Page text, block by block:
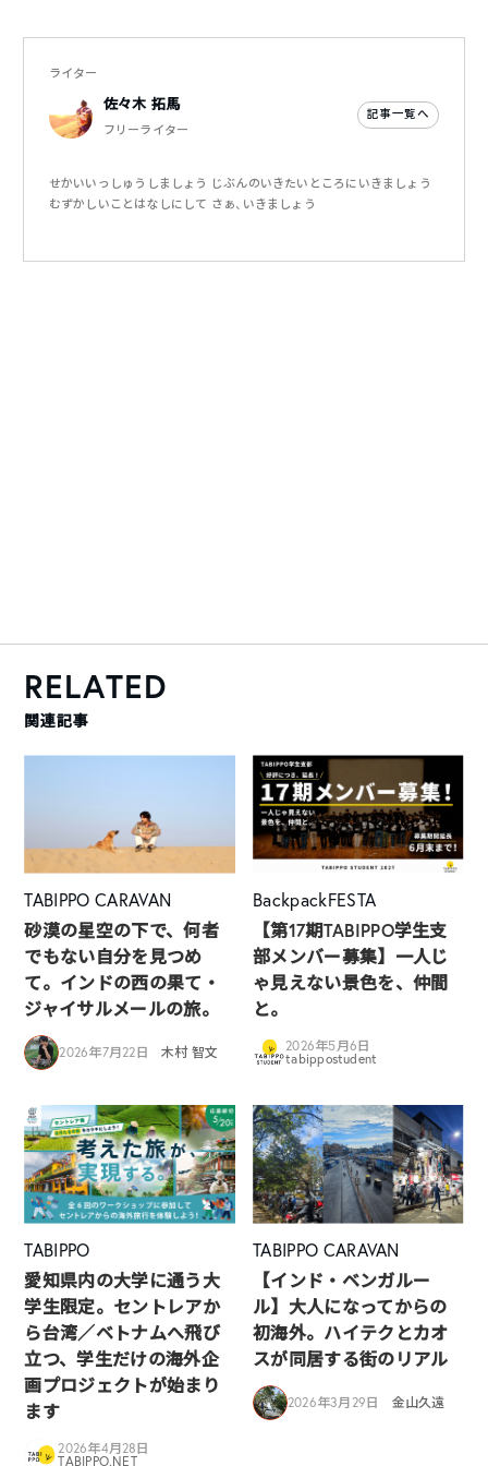
ライター
佐々木 拓馬
フリーライター
記事一覧へ
せかいいっしゅうしましょう じぶんのいきたいところにいきましょう
むずかしいことはなしにして さぁ、いきましょう
RELATED
関連記事
TABIPPO CARAVAN
砂漠の星空の下で、何者
でもない自分を見つめ
て。インドの西の果て・
ジャイサルメールの旅。
2026年7月22日 木村 智文
BackpackFESTA
【第17期TABIPPO学生支
部メンバー募集】一人じ
ゃ見えない景色を、仲間
と。
2026年5月6日
tabippostudent
TABIPPO
愛知県内の大学に通う大
学生限定。セントレアか
ら台湾／ベトナムへ飛び
立つ、学生だけの海外企
画プロジェクトが始まり
ます
2026年4月28日
TABIPPO.NET
TABIPPO CARAVAN
【インド・ベンガルー
ル】大人になってからの
初海外。ハイテクとカオ
スが同居する街のリアル
2026年3月29日 金山久遠